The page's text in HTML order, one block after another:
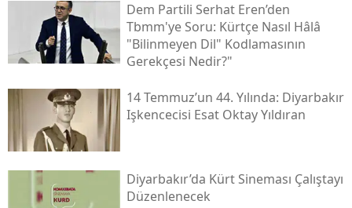
Dem Partili Serhat Eren’den
Tbmm'ye Soru: Kürtçe Nasıl Hâlâ
"bilinmeyen Dil" Kodlamasının
Gerekçesi Nedir?"
14 Temmuz’un 44. Yılında: Diyarbakır
Işkencecisi Esat Oktay Yıldıran
Diyarbakır’da Kürt Sineması Çalıştayı
Düzenlenecek